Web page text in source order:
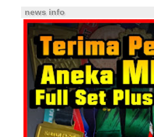
news info